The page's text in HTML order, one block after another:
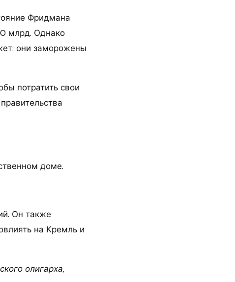
Фридмана
млрд. Однако
они заморожены
потратить свои
доме.
Он также
на Кремль и
олигарха,